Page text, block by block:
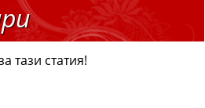
тази статия!